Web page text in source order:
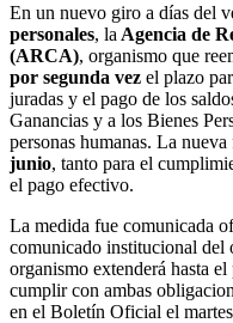
En un nuevo giro a días del
personales, la Agencia de
(ARCA), organismo que
por segunda vez el plazo
juradas y el pago de los
Ganancias y a los Bienes
personas humanas. La
junio, tanto para el
el pago efectivo.
La medida fue comunicada
comunicado institucional del
organismo extenderá hasta
cumplir con ambas
en el Boletín Oficial el